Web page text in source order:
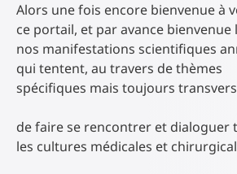
Alors une fois encore bienvenue à
ce portail, et par avance bienvenue
nos manifestations scientifiques
qui tentent, au travers de thèmes
spécifiques mais toujours
de faire se rencontrer et dialoguer
les cultures médicales et